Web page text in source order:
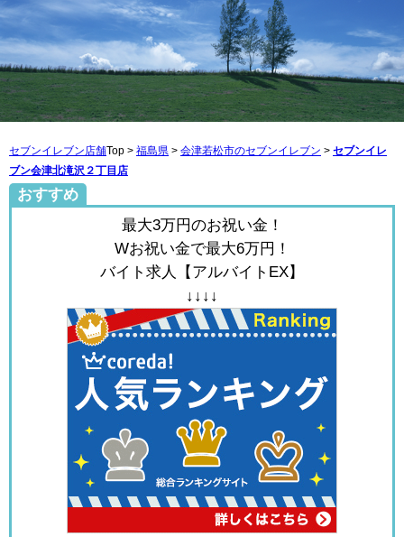
セブンイレブン店舗Top > 福島県 > 会津若松市のセブンイレブン > セブンイレ
ブン会津北滝沢２丁目店
おすすめ
最大3万円のお祝い金！
Wお祝い金で最大6万円！
バイト求人【アルバイトEX】
↓↓↓↓